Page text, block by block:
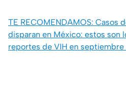
TE RECOMENDAMOS: Casos
disparan en México: estos son
reportes de VIH en